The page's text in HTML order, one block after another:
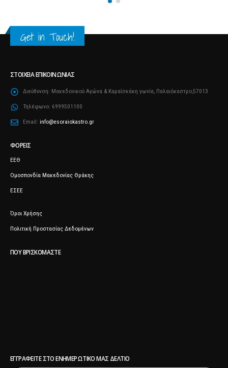
Get in Touch!
ΣΤΟΙΧΕΊΑ ΕΠΙΚΟΙΝΩΝΊΑΣ
Διεύθυνση: Μακεδονικού Αγώνα & Καραΐσκάκη γωνία, Παλαιόκαστρο,57013
Τηλέφωνο: 6999501100
Email: info@esoraiokastro.gr
ΦΟΡΕΊΣ
ΕΕΘ
Ομοσπονδία Μακεδονίας Θράκης
ΕΣΕΕ
Όροι Χρήσης
Πολιτική Προστασίας Δεδομένων
ΠΟΥ ΒΡΙΣΚΌΜΑΣΤΕ
ΕΓΓΡΑΦΕΊΤΕ ΣΤΟ ΕΝΗΜΕΡΩΤΙΚΌ ΜΑΣ ΔΕΛΤΊΟ